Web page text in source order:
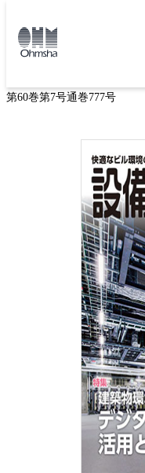
トップ
第60巻第7号通巻777号